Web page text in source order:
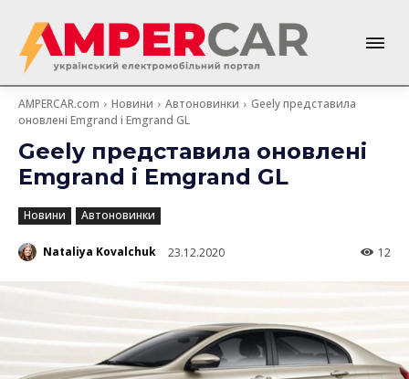
AMPERCAR.com Новини Автоновинки
Geely представила
оновлені Emgrand і Emgrand GL
Geely представила оновлені
Emgrand і Emgrand GL
Новини Автоновинки
Nataliya Kovalchuk 23.12.2020 12